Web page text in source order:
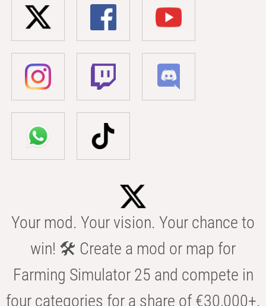
Your mod. Your vision. Your chance to
win! 🛠️ Create a mod or map for
Farming Simulator 25 and compete in
four categories for a share of €30,000+.